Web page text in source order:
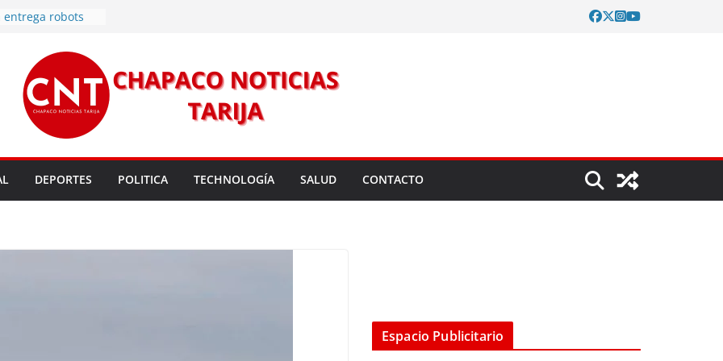
legales para
entrega robots
fortalecer la
en Tarija
golpean Tarija;
en desastre
de energía
a vecinos
DEPORTES POLITICA TECHNOLOGÍA SALUD CONTACTO
Espacio Publicitario